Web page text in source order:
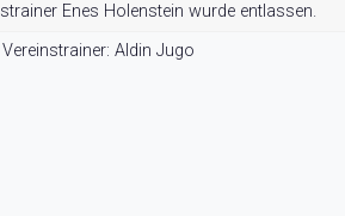
Enes Holenstein wurde entlassen.
Vereinstrainer: Aldin Jugo